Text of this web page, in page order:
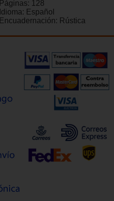
Páginas: 128
Idioma: Español
Encuadernación: Rústica